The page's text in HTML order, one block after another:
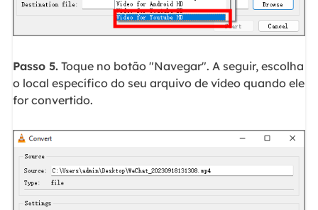
Passo 5.Toque no botão "Navegar". A seguir, escolha
o local específico do seu arquivo de vídeo quando ele
for convertido.